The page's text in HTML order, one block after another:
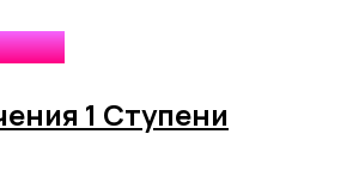
1 Ступени